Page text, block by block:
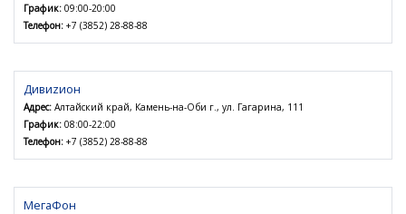
График: 09:00-20:00
Телефон: +7 (3852) 28-88-88
Дивиzион
Адрес: Алтайский край, Камень-на-Оби г., ул. Гагарина, 111
График: 08:00-22:00
Телефон: +7 (3852) 28-88-88
МегаФон